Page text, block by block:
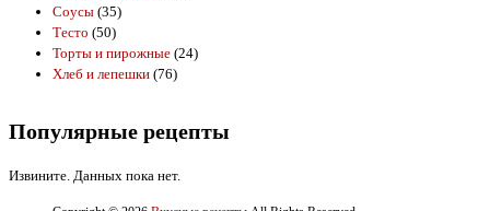
Соусы (35)
Тесто (50)
Торты и пирожные (24)
Хлеб и лепешки (76)
Популярные рецепты
Извините. Данных пока нет.